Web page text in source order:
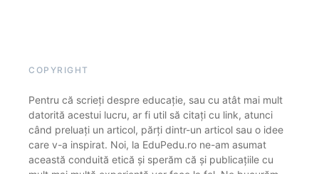
COPYRIGHT
Pentru că scrieți despre educație, sau cu atât mai mult
datorită acestui lucru, ar fi util să citați cu link, atunci
când preluați un articol, părți dintr-un articol sau o idee
care v-a inspirat. Noi, la EduPedu.ro ne-am asumat
această conduită etică și sperăm că și publicațiile cu